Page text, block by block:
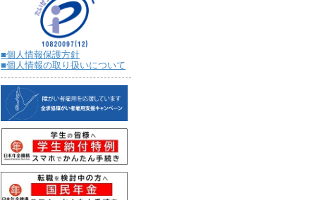
■個人情報保護方針
■個人情報の取り扱いについて